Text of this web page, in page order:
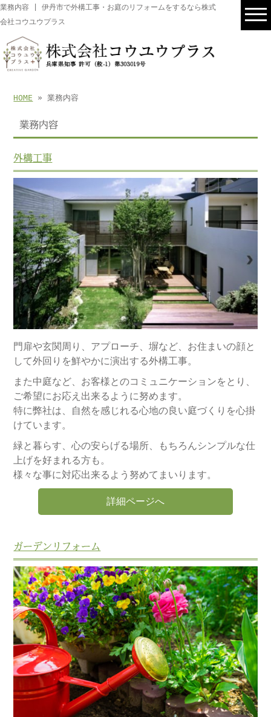
業務内容 | 伊丹市で外構工事・お庭のリフォームをするなら株式
会社コウユウプラス
HOME » 業務内容
業務内容
外構工事
門扉や玄関周り、アプローチ、塀など、お住まいの顔と
して外回りを鮮やかに演出する外構工事。
また中庭など、お客様とのコミュニケーションをとり、
ご希望にお応え出来るように努めます。
特に弊社は、自然を感じれる心地の良い庭づくりを心掛
けています。
緑と暮らす、心の安らげる場所、もちろんシンプルな仕
上げを好まれる方も。
様々な事に対応出来るよう努めてまいります。
詳細ページへ
ガーデンリフォーム